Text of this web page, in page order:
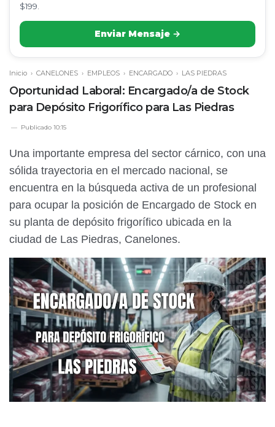
$199.
Enviar Mensaje →
Inicio › CANELONES › EMPLEOS › ENCARGADO › LAS PIEDRAS
Oportunidad Laboral: Encargado/a de Stock
para Depósito Frigorífico para Las Piedras
Publicado 10:15
Una importante empresa del sector cárnico, con una
sólida trayectoria en el mercado nacional, se
encuentra en la búsqueda activa de un profesional
para ocupar la posición de Encargado de Stock en
su planta de depósito frigorífico ubicada en la
ciudad de Las Piedras, Canelones.